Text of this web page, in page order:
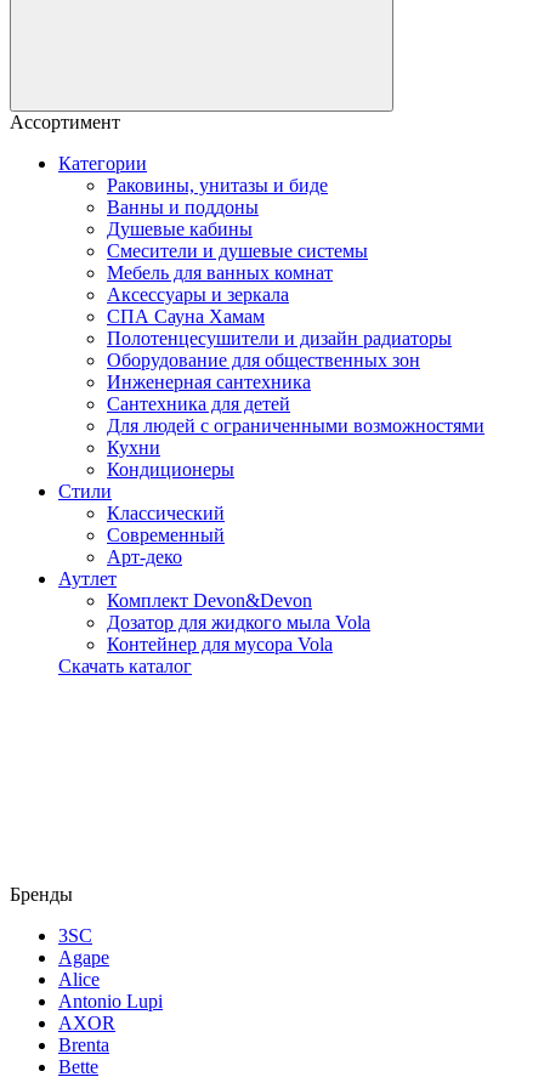
Ассортимент
Категории
Раковины, унитазы и биде
Ванны и поддоны
Душевые кабины
Смесители и душевые системы
Мебель для ванных комнат
Аксессуары и зеркала
СПА Сауна Хамам
Полотенцесушители и дизайн радиаторы
Оборудование для общественных зон
Инженерная сантехника
Сантехника для детей
Для людей с ограниченными возможностями
Кухни
Кондиционеры
Стили
Классический
Современный
Арт-деко
Аутлет
Комплект Devon&Devon
Дозатор для жидкого мыла Vola
Контейнер для мусора Vola
Скачать каталог
Бренды
3SC
Agape
Alice
Antonio Lupi
AXOR
Brenta
Bette